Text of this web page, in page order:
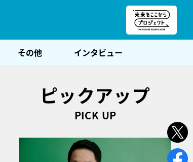
その他 インタビュー
ピックアップ
PICK UP